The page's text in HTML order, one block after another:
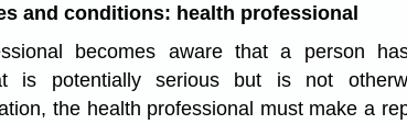
and conditions: health professional
becomes aware that a person
is potentially serious but is not
the health professional must make a